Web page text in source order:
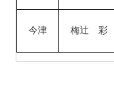
今津 梅辻 彩